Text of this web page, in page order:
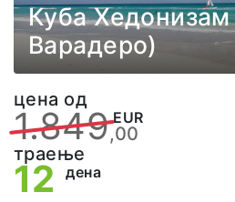
Куба
Варадеро)
цена од
1.849 EUR
,00
траење
12 дена